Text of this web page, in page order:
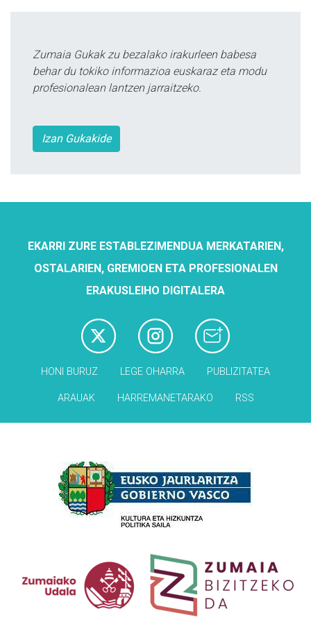
Zumaia Gukak zu bezalako irakurleen babesa
behar du tokiko informazioa euskaraz eta modu
profesionalean lantzen jarraitzeko.
Izan Gukakide
EKARRI ZURE ESTABLEZIMENDUA MERKATARIEN,
OSTALARIEN, GREMIOEN ETA PROFESIONALEN
ERAKUSLEIHO DIGITALERA
HONI BURUZ LEGE OHARRA PUBLIZITATEA
ARAUAK HARREMANETARAKO RSS